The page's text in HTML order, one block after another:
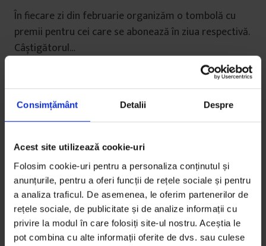
Consimțământ Detalii Despre
Acest site utilizează cookie-uri
Folosim cookie-uri pentru a personaliza conținutul și
anunțurile, pentru a oferi funcții de rețele sociale și pentru
a analiza traficul. De asemenea, le oferim partenerilor de
rețele sociale, de publicitate și de analize informații cu
privire la modul în care folosiți site-ul nostru. Aceștia le
pot combina cu alte informații oferite de dvs. sau culese
În fiecare zi din februarie organizăm o tombolă cu
premii pentru cei care se abonează în ziua respectivă.
Câștigătorul…
Timp de citire: 3 minute
13 februarie 2014